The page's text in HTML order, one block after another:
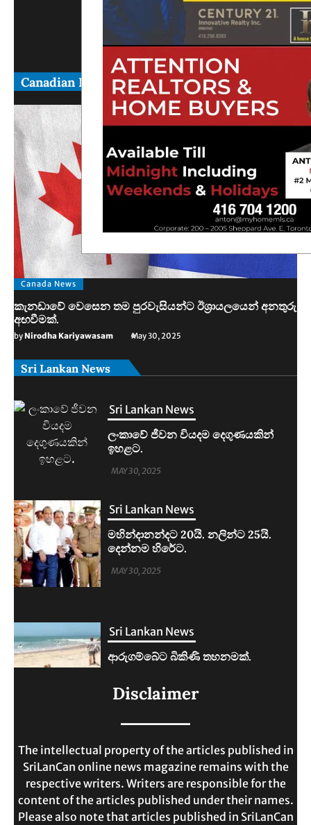
Canadian News
Canada News
කැනඩාවේ වෙසෙන තම පුරවැසියන්ට ඊශ්‍රායලයෙන් අනතුරු
අඟවීමක්.
by Nirodha Kariyawasam May 30, 2025
Sri Lankan News
Sri Lankan News
මහින්දානන්දට 20යි. නලින්ට 25යි.
දෙන්නම හිරේට.
MAY 30, 2025
Sri Lankan News
ආරුගම්බේට බිකිණි තහනමක්.
MAY 30, 2025
Sri Lankan News
ඉහළට.
Disclaimer
The intellectual property of the articles published in
SriLanCan online news magazine remains with the
respective writers. Writers are responsible for the
content of the articles published under their names.
Please also note that articles published in SriLanCan